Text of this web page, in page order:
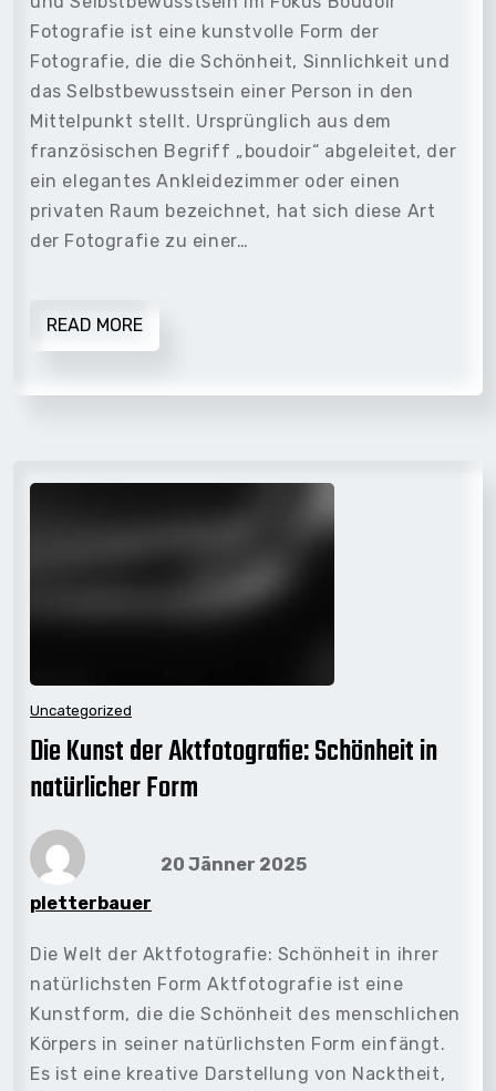
Fotografie ist eine kunstvolle Form der
Fotografie, die die Schönheit, Sinnlichkeit und
das Selbstbewusstsein einer Person in den
Mittelpunkt stellt. Ursprünglich aus dem
französischen Begriff „boudoir“ abgeleitet, der
ein elegantes Ankleidezimmer oder einen
privaten Raum bezeichnet, hat sich diese Art
der Fotografie zu einer…
READ MORE
Uncategorized
Die Kunst der Aktfotografie: Schönheit in
natürlicher Form
pletterbauer
20 Jänner 2025
Die Welt der Aktfotografie: Schönheit in ihrer
natürlichsten Form Aktfotografie ist eine
Kunstform, die die Schönheit des menschlichen
Körpers in seiner natürlichsten Form einfängt.
Es ist eine kreative Darstellung von Nacktheit,